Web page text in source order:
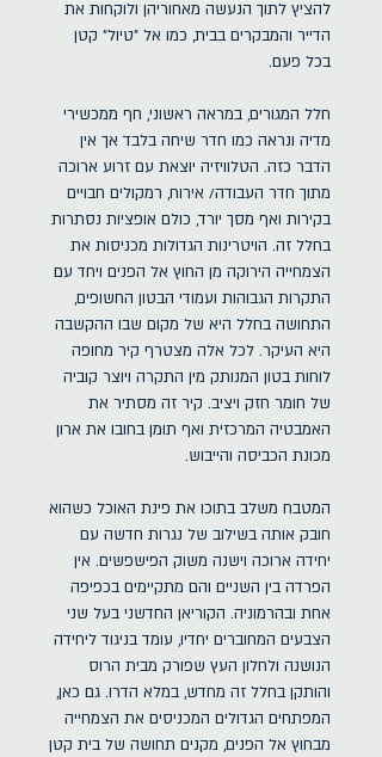
להציץ לתוך הנעשה מאחוריהן ולוקחות את
הדייר והמבקרים בבית, כמו אל "טיול" קטן
בכל פעם.
חלל המגורים, במראה ראשוני, חף ממכשירי
מדיה ונראה כמו חדר שיחה בלבד אך אין
הדבר כזה. הטלוויזיה יוצאת עם זרוע ארוכה
מתוך חדר העבודה/ אירוח, רמקולים חבויים
בקירות ואף מסך יורד, כולם אופציות נסתרות
בחלל זה. הויטרינות הגדולות מכניסות את
הצמחייה הירוקה מן החוץ אל הפנים ויחד עם
התקרות הגבוהות ועמודי הבטון החשופים,
התחושה בחלל היא של מקום שבו ההקשבה
היא העיקר. לכל אלה מצטרף קיר מחופה
לוחות בטון המנותק מין התקרה ויוצר קוביה
של חומר חזק ויציב. קיר זה מסתיר את
האמבטיה המרכזית ואף תומן בחובו את ארון
מכונת הכביסה והייבוש.
המטבח משלב בתוכו את פינת האוכל כשהוא
חובק אותה בשילוב של נגרות חדשה עם
יחידה ארוכה וישנה משוק הפישפשים. אין
הפרדה בין השניים והם מתקיימים בכפיפה
אחת ובהרמוניה. הקוריאן החדשני בעל שני
הצבעים המחוברים יחדיו, עומד בניגוד ליחידה
הנושנה ולחלון העץ שפורק מבית הרוס
והותקן בחלל זה מחדש, במלא הדרו. גם כאן,
המפתחים הגדולים המכניסים את הצמחייה
מבחוץ אל הפנים, מקנים תחושה של בית קטן